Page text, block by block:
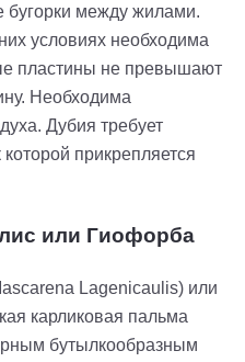
бугорки между жилами.
условиях необходима
пластины не превышают
Необходима
Дубия требует
прикрепляется
или Гиофорба
Lagenicaulis) или
карликовая пальма
бутылкообразным